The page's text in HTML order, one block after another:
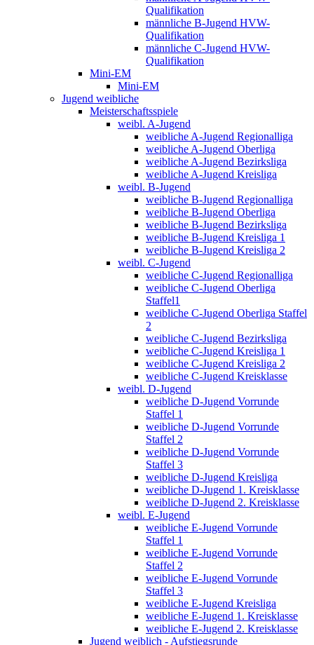
Qualifikation
männliche B-Jugend HVW-
Qualifikation
männliche C-Jugend HVW-
Qualifikation
Mini-EM
Mini-EM
Jugend weibliche
Meisterschaftsspiele
weibl. A-Jugend
weibliche A-Jugend Regionalliga
weibliche A-Jugend Oberliga
weibliche A-Jugend Bezirksliga
weibliche A-Jugend Kreisliga
weibl. B-Jugend
weibliche B-Jugend Regionalliga
weibliche B-Jugend Oberliga
weibliche B-Jugend Bezirksliga
weibliche B-Jugend Kreisliga 1
weibliche B-Jugend Kreisliga 2
weibl. C-Jugend
weibliche C-Jugend Regionalliga
weibliche C-Jugend Oberliga
Staffel1
weibliche C-Jugend Oberliga Staffel
2
weibliche C-Jugend Bezirksliga
weibliche C-Jugend Kreisliga 1
weibliche C-Jugend Kreisliga 2
weibliche C-Jugend Kreisklasse
weibl. D-Jugend
weibliche D-Jugend Vorrunde
Staffel 1
weibliche D-Jugend Vorrunde
Staffel 2
weibliche D-Jugend Vorrunde
Staffel 3
weibliche D-Jugend Kreisliga
weibliche D-Jugend 1. Kreisklasse
weibliche D-Jugend 2. Kreisklasse
weibl. E-Jugend
weibliche E-Jugend Vorrunde
Staffel 1
weibliche E-Jugend Vorrunde
Staffel 2
weibliche E-Jugend Vorrunde
Staffel 3
weibliche E-Jugend Kreisliga
weibliche E-Jugend 1. Kreisklasse
weibliche E-Jugend 2. Kreisklasse
Jugend weiblich - Aufstiegsrunde